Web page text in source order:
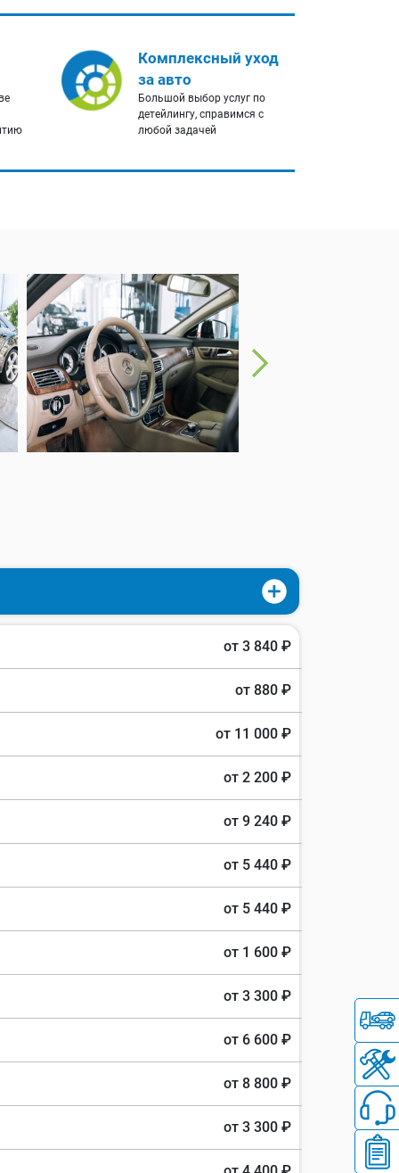
Комплексный уход
за авто
Большой выбор услуг по
детейлингу, справимся с
любой задачей
от 3 840 ₽
от 880 ₽
от 11 000 ₽
от 2 200 ₽
от 9 240 ₽
от 5 440 ₽
от 5 440 ₽
от 1 600 ₽
от 3 300 ₽
от 6 600 ₽
от 8 800 ₽
от 3 300 ₽